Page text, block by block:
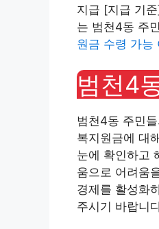
지급 [지급 기
는 범천4동 주
원금 수령 가능
범천4
범천4동 주민
복지원금에 대
눈에 확인하고
움으로 어려움
경제를 활성화
주시기 바랍니